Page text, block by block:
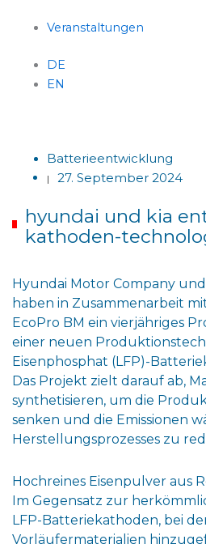
Veranstaltungen
DE
EN
Batterieentwicklung
| 27. September 2024
hyundai und kia
kathoden-
Hyundai Motor Company
haben in Zusammenarbeit
EcoPro BM ein vierjähriges
einer neuen
Eisenphosphat (LFP)-
Das Projekt zielt darauf ab,
synthetisieren, um die
senken und die Emissionen
Herstellungsprozesses zu
Hochreines Eisenpulver aus
Im Gegensatz zur
LFP-Batteriekathoden, bei
Vorläufermaterialien